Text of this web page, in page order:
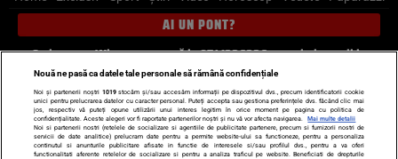
AI UN PONT?
Scrie-ne pe Whatsapp, sună la 0741226226 sau trimite mail la
pont@cancan.ro
Știri interne Știri externe
Politică
Ultimele stiri
Diete Insula Iubirii Dictionar de vise
LIFE STYLE
Nouă ne pasă ca datele tale personale să rămână confidențiale
Noi și partenerii noștri 1019stocăm și/sau accesăm informații pe dispozitivul dvs., precum identificatorii cookie
unici pentru prelucrarea datelor cu caracter personal. Puteți accepta sau gestiona preferințele dvs. făcând clic mai
jos, respectiv vă puteți opune utilizării unui interes legitim în orice moment pe pagina cu politica de
confidențialitate. Aceste alegeri vor fi raportate partenerilor noștri și nu vă vor afecta navigarea.
Mai multe detalii
Noi si partenerii nostri (retelele de socializare si agentiile de publicitate partenere, precum si furnizorii nostri de
servicii de date analitice) prelucram date pentru a permite website-ului sa functioneze, pentru a personaliza
continutul si anunturile publicitare afisate in functie de interesele si/sau profilul dvs., pentru a va oferi
functionalitati aferente retelelor de socializare si pentru a analiza traficul pe website. Beneficiati de drepturile